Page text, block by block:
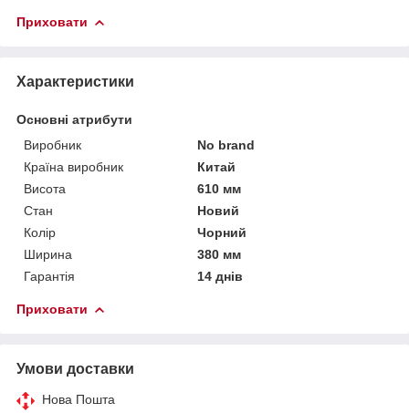
Приховати
Характеристики
Основні атрибути
Виробник
No brand
Країна виробник
Китай
Висота
610 мм
Стан
Новий
Колір
Чорний
Ширина
380 мм
Гарантія
14 днів
Приховати
Умови доставки
Нова Пошта